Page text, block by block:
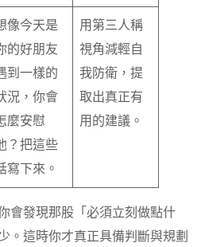
像今天是
的好朋友
到一樣的
況，你會
麼安慰
？把這些
寫下來。
用第三人稱
視角減輕自
我防衛，提
取出真正有
用的建議。
會發現那股「必須立刻做點什
。這時你才真正具備判斷與規劃